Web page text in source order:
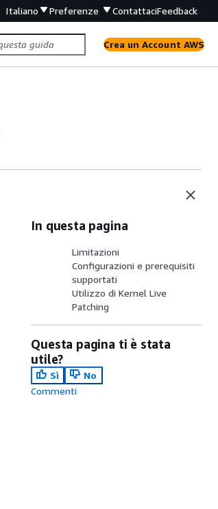
Italiano Preferenze ContattaciFeedback
Crea un Account AWS
In questa pagina
Limitazioni
Configurazioni e prerequisiti
supportati
Utilizzo di Kernel Live
Patching
Questa pagina ti è stata
utile?
Sì
No
Commenti